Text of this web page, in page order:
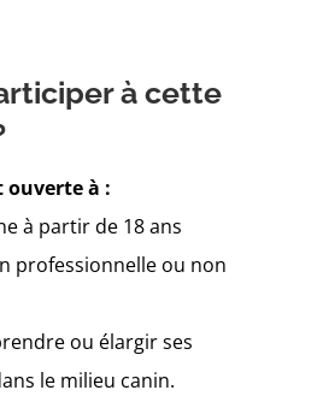
à cette
ouverte à :
à partir de 18 ans
professionnelle ou non
ou élargir ses
le milieu canin.